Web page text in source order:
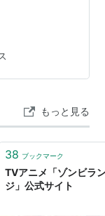
もっと見る
38 ブックマーク
TVアニメ「ゾンビラ
ジ」公式サイト